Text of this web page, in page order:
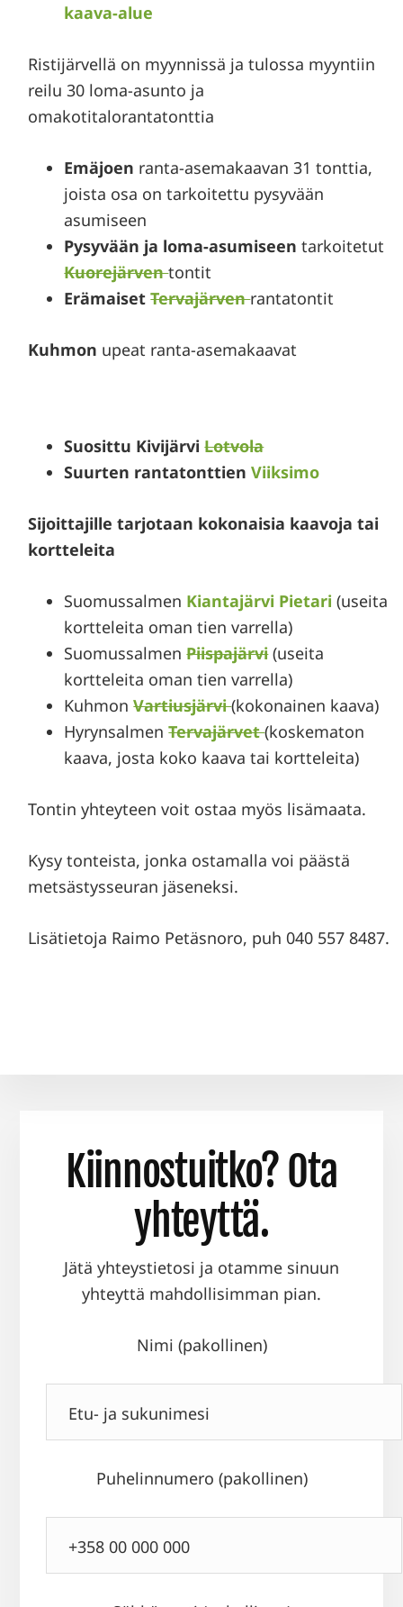
kaava-alue
Ristijärvellä on myynnissä ja tulossa myyntiin
reilu 30 loma-asunto ja
omakotitalorantatonttia
Emäjoen ranta-asemakaavan 31 tonttia,
joista osa on tarkoitettu pysyvään
asumiseen
Pysyvään ja loma-asumiseen tarkoitetut
Kuorejärventontit
ErämaisetTervajärvenrantatontit
Kuhmon upeat ranta-asemakaavat
Suosittu KivijärviLotvola
Suurten rantatonttienViiksimo
Sijoittajille tarjotaan kokonaisia kaavoja tai
kortteleita
Suomussalmen Kiantajärvi Pietari (useita
kortteleita oman tien varrella)
SuomussalmenPiispajärvi(useita
kortteleita oman tien varrella)
KuhmonVartiusjärvi(kokonainen kaava)
HyrynsalmenTervajärvet(koskematon
kaava, josta koko kaava tai kortteleita)
Tontin yhteyteen voit ostaa myös lisämaata.
Kysy tonteista, jonka ostamalla voi päästä
metsästysseuran jäseneksi.
Lisätietoja Raimo Petäsnoro, puh 040 557 8487.
Kiinnostuitko? Ota
yhteyttä.
Jätä yhteystietosi ja otamme sinuun
yhteyttä mahdollisimman pian.
Nimi (pakollinen)
Puhelinnumero (pakollinen)